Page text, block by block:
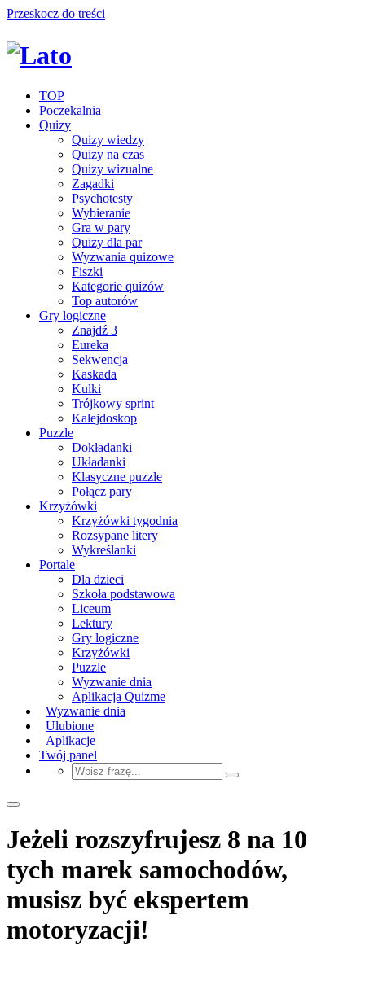
Przeskocz do treści
TOP
Poczekalnia
Quizy
Quizy wiedzy
Quizy na czas
Quizy wizualne
Zagadki
Psychotesty
Wybieranie
Gra w pary
Quizy dla par
Wyzwania quizowe
Fiszki
Kategorie quizów
Top autorów
Gry logiczne
Znajdź 3
Eureka
Sekwencja
Kaskada
Kulki
Trójkowy sprint
Kalejdoskop
Puzzle
Dokładanki
Układanki
Klasyczne puzzle
Połącz pary
Krzyżówki
Krzyżówki tygodnia
Rozsypane litery
Wykreślanki
Portale
Dla dzieci
Szkoła podstawowa
Liceum
Lektury
Gry logiczne
Krzyżówki
Puzzle
Wyzwanie dnia
Aplikacja Quizme
Wyzwanie dnia
Ulubione
Aplikacje
Twój panel
Jeżeli rozszyfrujesz 8 na 10
tych marek samochodów,
musisz być ekspertem
motoryzacji!